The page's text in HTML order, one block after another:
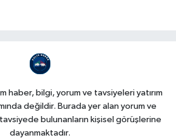
haber, bilgi, yorum ve tavsiyeleri yatırım
değildir. Burada yer alan yorum ve
bulunanların kişisel görüşlerine
dayanmaktadır.